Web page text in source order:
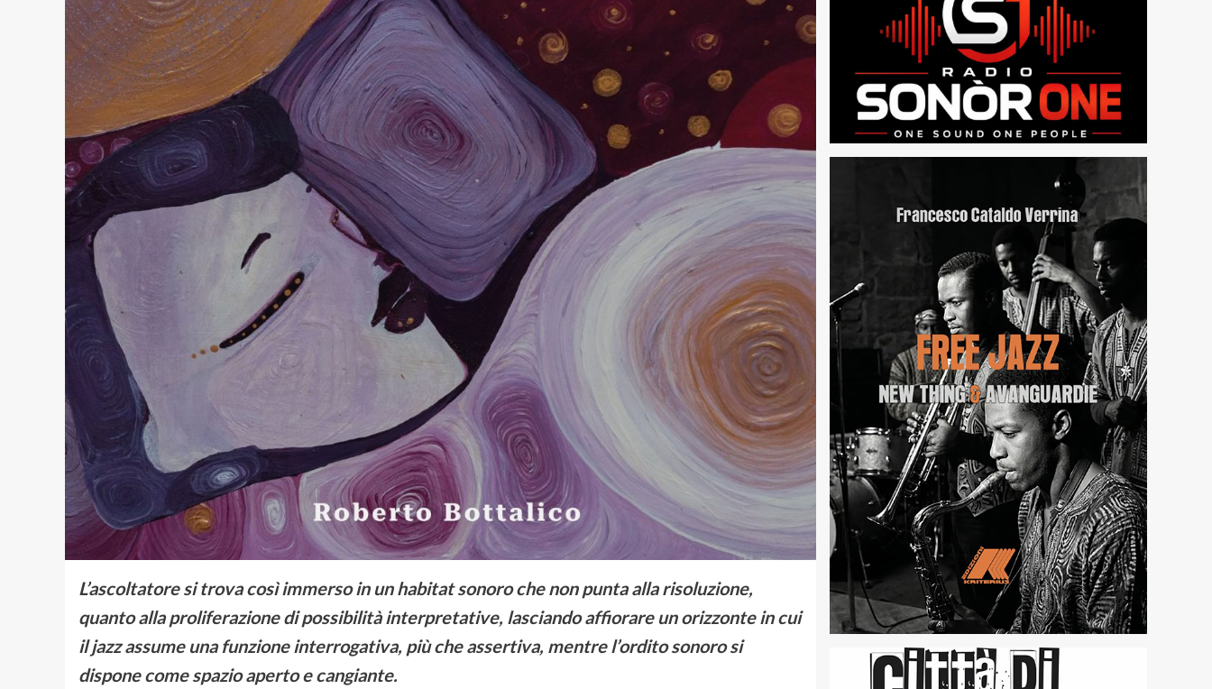
L’ascoltatore si trova così immerso in un habitat sonoro che non punta alla risoluzione,
quanto alla proliferazione di possibilità interpretative, lasciando affiorare un orizzonte in cui
il jazz assume una funzione interrogativa, più che assertiva, mentre l’ordito sonoro si
dispone come spazio aperto e cangiante.